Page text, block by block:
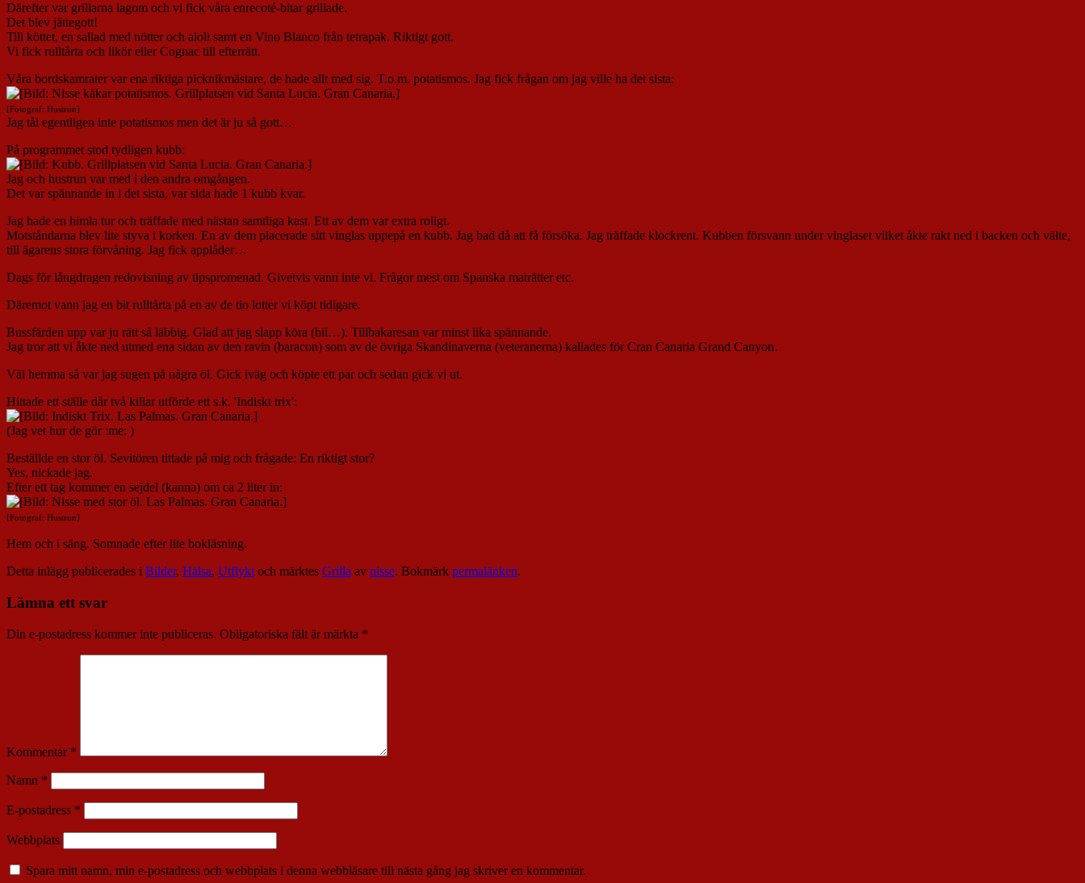
Därefter var grillarna lagom och vi fick våra enrecoté-bitar grillade.
Det blev jättegott!
Till köttet, en sallad med nötter och aioli samt en Vino Blanco från tetrapak. Riktigt gott.
Vi fick rulltårta och likör eller Cognac till efterrätt.
Våra bordskamrater var ena riktiga picknikmästare, de hade allt med sig. T.o.m. potatismos. Jag fick frågan om jag ville ha det sista:
[Fotograf: Hustrun]
Jag tål egentligen inte potatismos men det är ju så gott…
På programmet stod tydligen kubb:
Jag och hustrun var med i den andra omgången.
Det var spännande in i det sista, var sida hade 1 kubb kvar.
Jag hade en himla tur och träffade med nästan samtliga kast. Ett av dem var extra roligt.
Motståndarna blev lite styva i korken. En av dem placerade sitt vinglas uppepå en kubb. Jag bad då att få försöka. Jag träffade klockrent. Kubben försvann under vinglaset vilket åkte rakt ned i backen och välte,
till ägarens stora förvåning. Jag fick applåder…
Dags för långdragen redovisning av tipspromenad. Givetvis vann inte vi. Frågor mest om Spanska maträtter etc.
Däremot vann jag en bit rulltårta på en av de tio lotter vi köpt tidigare.
Bussfärden upp var ju rätt så läbbig. Glad att jag slapp köra (bil…). Tillbakaresan var minst lika spännande.
Jag tror att vi åkte ned utmed ena sidan av den ravin (baracon) som av de övriga Skandinaverna (veteranerna) kallades för Cran Canaria Grand Canyon.
Väl hemma så var jag sugen på några öl. Gick iväg och köpte ett par och sedan gick vi ut.
Hittade ett ställe dår två killar utförde ett s.k. 'Indiskt trix':
(Jag vet hur de gör :me: )
Beställde en stor öl. Sevitören tittade på mig och frågade: En riktigt stor?
Yes, nickade jag.
Efter ett tag kommer en sejdel (kanna) om ca 2 liter in:
[Fotograf: Hustrun]
Hem och i säng. Somnade efter lite bokläsning.
Detta inlägg publicerades i Bilder, Hälsa, Utflyktoch märktes Grilla av nisse. Bokmärk permalänken.
Lämna ett svar
Din e-postadress kommer inte publiceras. Obligatoriska fält är märkta *
Kommentar *
Namn *
E-postadress *
Webbplats
Spara mitt namn, min e-postadress och webbplats i denna webbläsare till nästa gång jag skriver en kommentar.